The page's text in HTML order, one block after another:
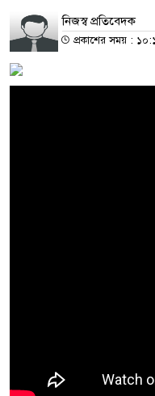
নিজস্ব প্রতিবেদক
প্রকাশের সময় :